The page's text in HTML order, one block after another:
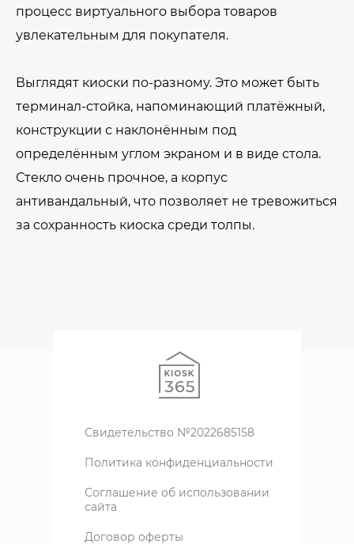
процесс виртуального выбора товаров
увлекательным для покупателя.
Выглядят киоски по-разному. Это может быть
терминал-стойка, напоминающий платёжный,
конструкции с наклонённым под
определённым углом экраном и в виде стола.
Стекло очень прочное, а корпус
антивандальный, что позволяет не тревожиться
за сохранность киоска среди толпы.
Свидетельство №2022685158
Политика конфиденциальности
Соглашение об использовании
сайта
Договор оферты